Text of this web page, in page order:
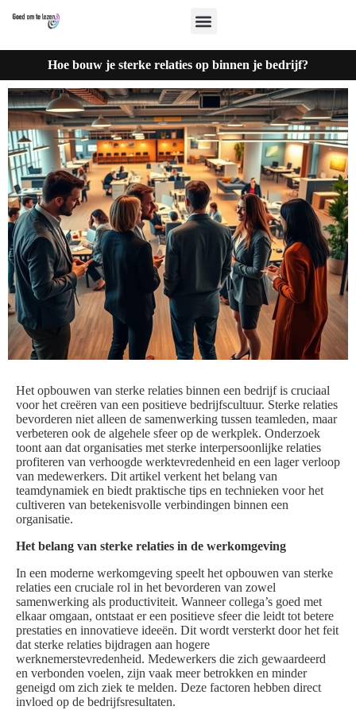
Hoe bouw je sterke relaties op binnen je bedrijf?
Het opbouwen van sterke relaties binnen een bedrijf is cruciaal
voor het creëren van een positieve bedrijfscultuur. Sterke relaties
bevorderen niet alleen de samenwerking tussen teamleden, maar
verbeteren ook de algehele sfeer op de werkplek. Onderzoek
toont aan dat organisaties met sterke interpersoonlijke relaties
profiteren van verhoogde werktevredenheid en een lager verloop
van medewerkers. Dit artikel verkent het belang van
teamdynamiek en biedt praktische tips en technieken voor het
cultiveren van betekenisvolle verbindingen binnen een
organisatie.
Het belang van sterke relaties in de werkomgeving
In een moderne werkomgeving speelt het opbouwen van sterke
relaties een cruciale rol in het bevorderen van zowel
samenwerking als productiviteit. Wanneer collega’s goed met
elkaar omgaan, ontstaat er een positieve sfeer die leidt tot betere
prestaties en innovatieve ideeën. Dit wordt versterkt door het feit
dat sterke relaties bijdragen aan hogere
werknemerstevredenheid. Medewerkers die zich gewaardeerd
en verbonden voelen, zijn vaak meer betrokken en minder
geneigd om zich ziek te melden. Deze factoren hebben direct
invloed op de bedrijfsresultaten.